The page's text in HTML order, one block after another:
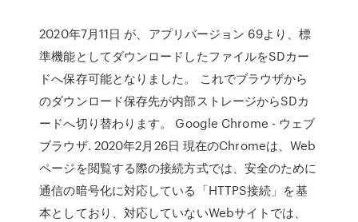
2020年7月11日 が、アプリバージョン 69より、標
準機能としてダウンロードしたファイルをSDカー
ドへ保存可能となりました。 これでブラウザから
のダウンロード保存先が内部ストレージからSDカ
ードへ切り替わります。 ‎Google Chrome - ウェブ
ブラウザ. 2020年2月26日 現在のChromeは、Web
ページを閲覧する際の接続方式では、安全のために
通信の暗号化に対応している「HTTPS接続」を基
本としており、対応していないWebサイトでは、